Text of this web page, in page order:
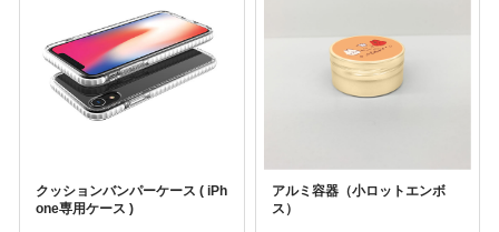
クッションバンパーケース ( iPh
one専用ケース )
アルミ容器（小ロットエンボ
ス）